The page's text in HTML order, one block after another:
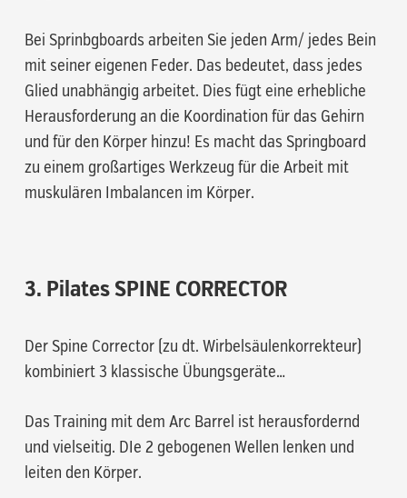
Bei Sprinbgboards arbeiten Sie jeden Arm/ jedes Bein
mit seiner eigenen Feder. Das bedeutet, dass jedes
Glied unabhängig arbeitet. Dies fügt eine erhebliche
Herausforderung an die Koordination für das Gehirn
und für den Körper hinzu! Es macht das Springboard
zu einem großartiges Werkzeug für die Arbeit mit
muskulären Imbalancen im Körper.
3. Pilates SPINE CORRECTOR
Der Spine Corrector (zu dt. Wirbelsäulenkorrekteur)
kombiniert 3 klassische Übungsgeräte…
Das Training mit dem Arc Barrel ist herausfordernd
und vielseitig. DIe 2 gebogenen Wellen lenken und
leiten den Körper.